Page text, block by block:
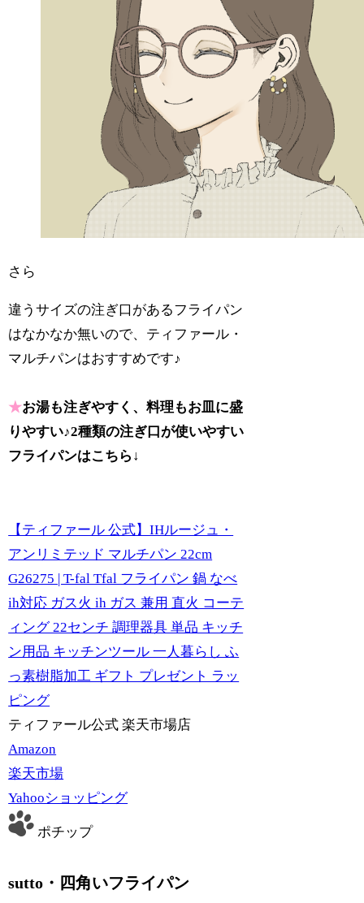
さら
違うサイズの注ぎ口があるフライパン
はなかなか無いので、ティファール・
マルチパンはおすすめです♪
★お湯も注ぎやすく、料理もお皿に盛
りやすい♪2種類の注ぎ口が使いやすい
フライパンはこちら↓
【ティファール 公式】IHルージュ・
アンリミテッド マルチパン 22cm
G26275 | T-fal Tfal フライパン 鍋 なべ
ih対応 ガス火 ih ガス 兼用 直火 コーテ
ィング 22センチ 調理器具 単品 キッチ
ン用品 キッチンツール 一人暮らし ふ
っ素樹脂加工 ギフト プレゼント ラッ
ピング
ティファール公式 楽天市場店
Amazon
楽天市場
Yahooショッピング
ポチップ
sutto・四角いフライパン